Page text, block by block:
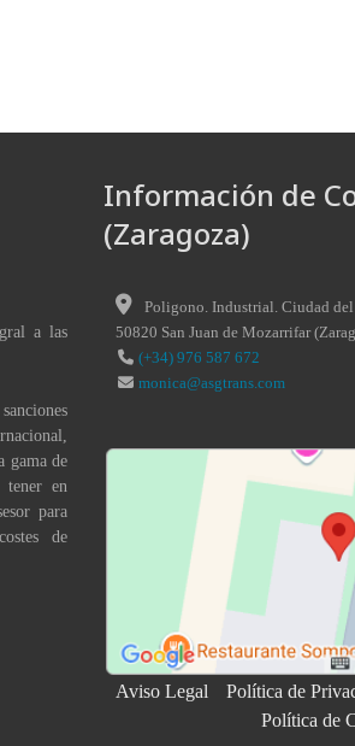
a las
gama de
tener en
para
de
Información de
(Zaragoza)
Poligono. Industrial. Ciudad
50820 San Juan de Mozarrifar(
(+34) 976 587 672
monica@asgtrans.com
Aviso Legal Política de
Política de